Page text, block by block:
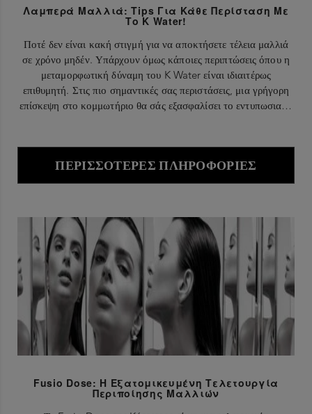
Λαμπερά Μαλλιά: Tips Για Κάθε Περίσταση Με
Το K Water!
Ποτέ δεν είναι κακή στιγμή για να αποκτήσετε τέλεια μαλλιά
σε χρόνο μηδέν. Υπάρχουν όμως κάποιες περιπτώσεις όπου η
μεταμορφωτική δύναμη του K Water είναι ιδιαιτέρως
επιθυμητή. Στις πιο σημαντικές σας περιστάσεις, μια γρήγορη
επίσκεψη στο κομμωτήριο θα σάς εξασφαλίσει το εντυπωσιακό
ΠΕΡΙΣΣΌΤΕΡΕΣ ΠΛΗΡΟΦΟΡΊΕΣ
Fusio Dose: Η Εξατομικευμένη Τελετουργία
Περιποίησης Μαλλιών